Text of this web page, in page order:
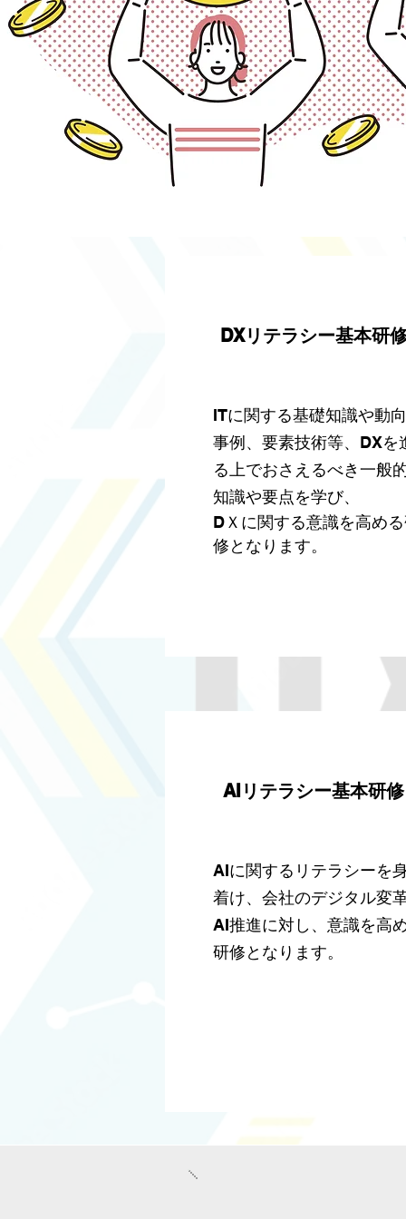
DXリテラシー基本研
ITに関する基礎知識や動
事例、要素技術等、DXを
る上でおさえるべき一般
知識や要点を学び、
DＸに関する意識を高め
修となります。
AIリテラシー基本研修
AIに関するリテラシーを
着け、会社のデジタル変
AI推進に対し、意識を高
研修となります。